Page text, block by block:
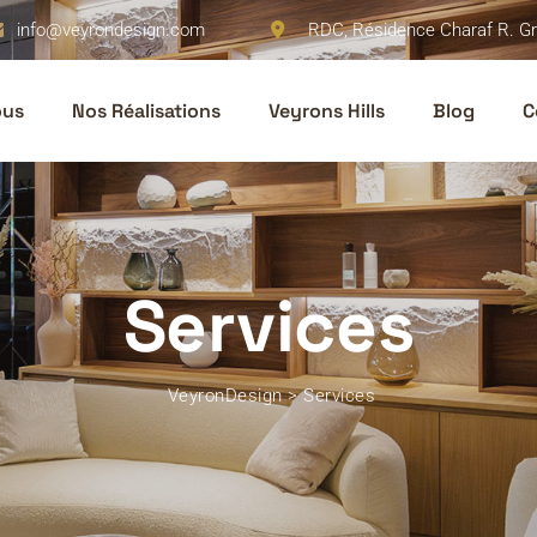
info@veyrondesign.com RDC, Résidence Charaf R.
Nos Réalisations Veyrons Hills Blog
Services
VeyronDesign>Services